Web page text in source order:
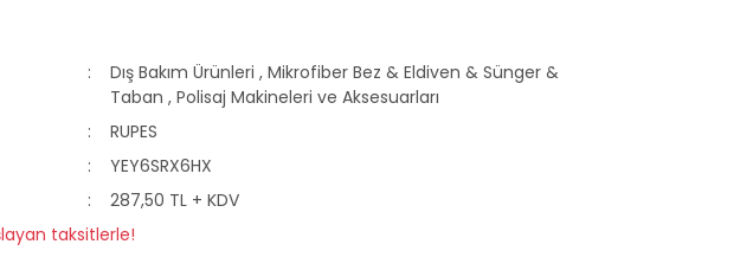
Dış Bakım Ürünleri , Mikrofiber Bez & Eldiven & Sünger &
Taban , Polisaj Makineleri ve Aksesuarları
RUPES
YEY6SRX6HX
287,50 TL + KDV
taksitlerle!